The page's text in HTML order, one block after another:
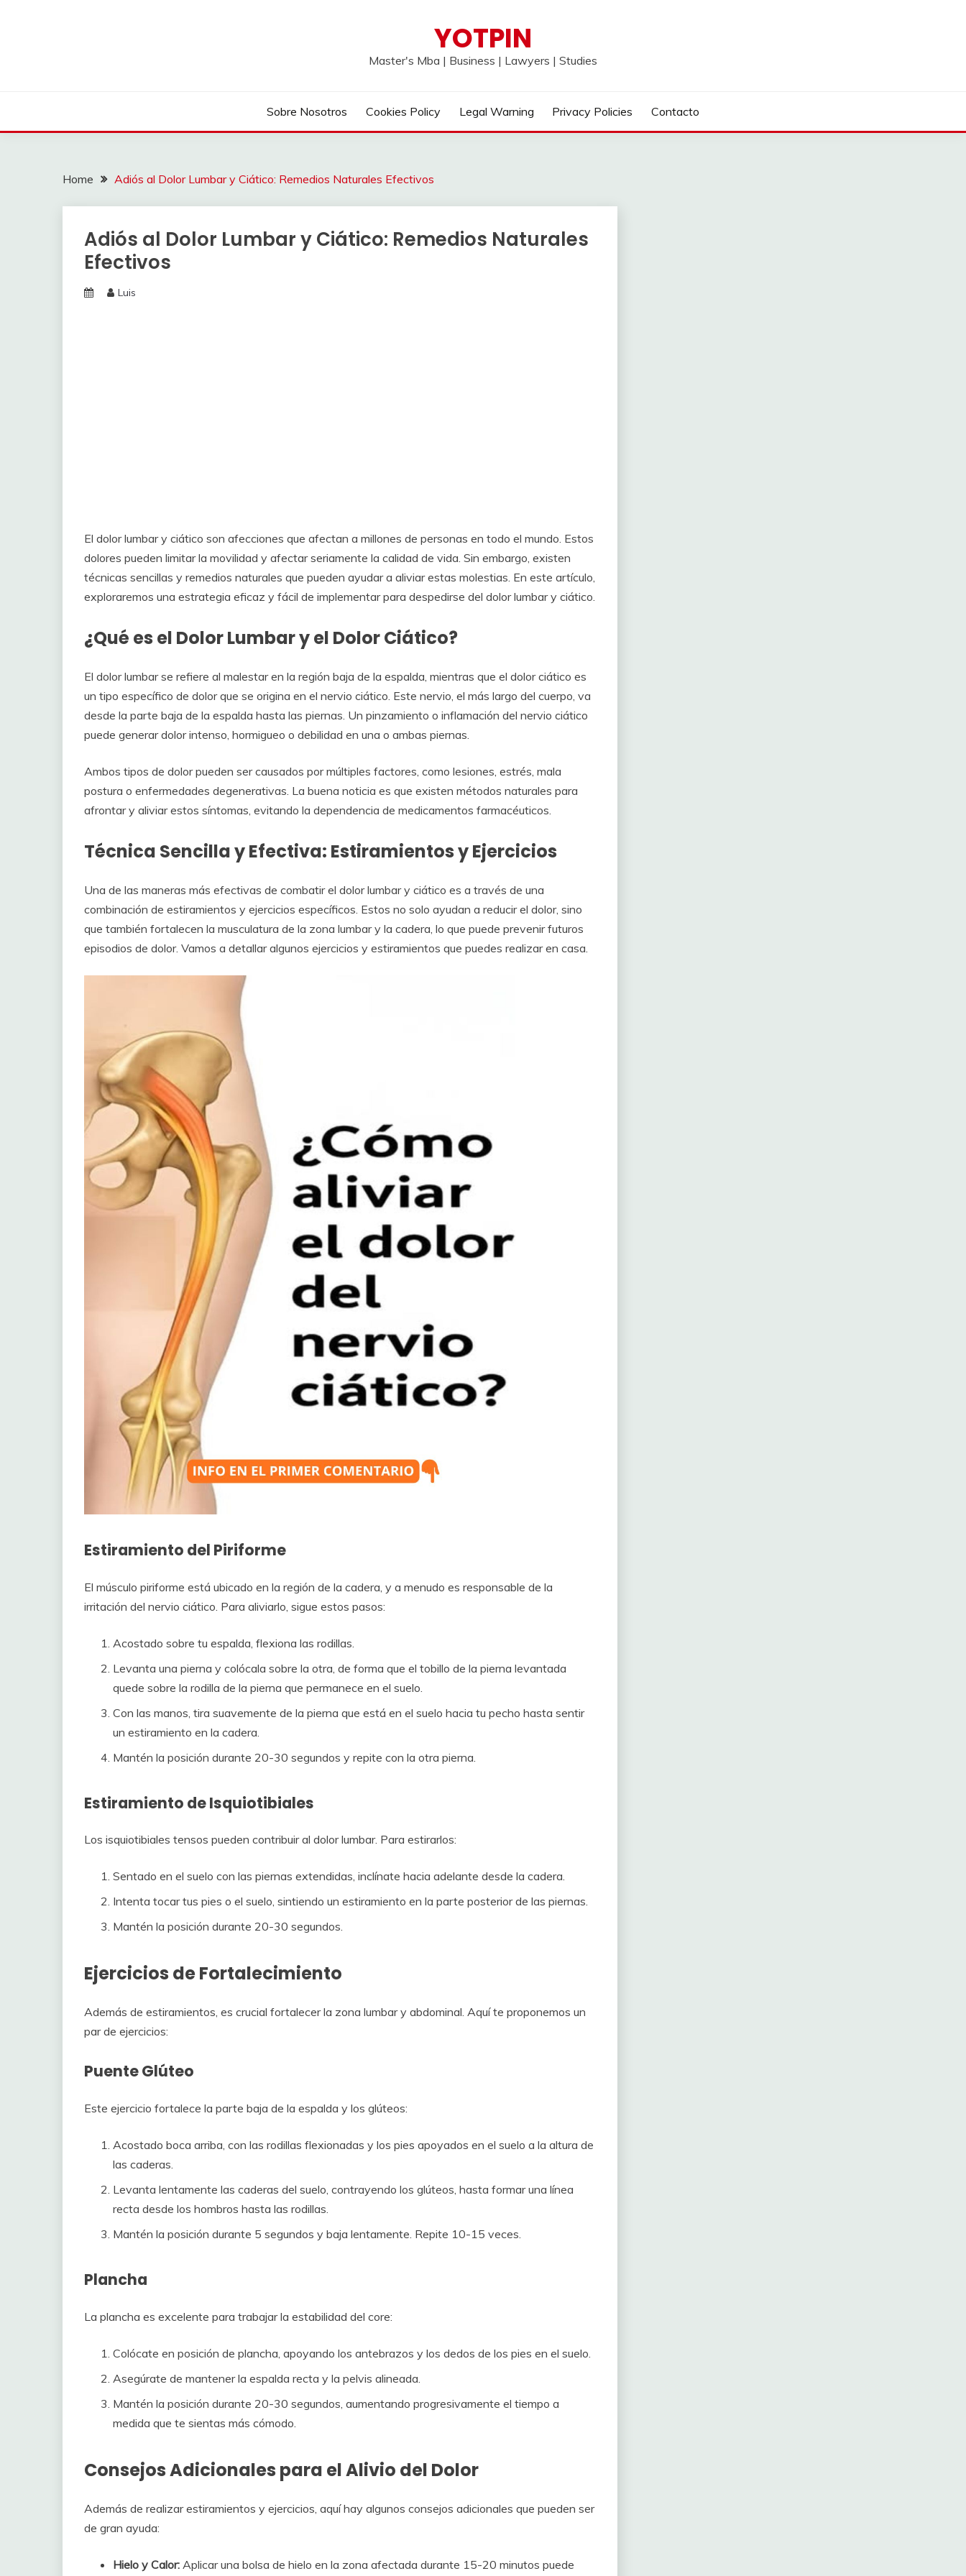
YOTPIN
Master's Mba | Business | Lawyers | Studies
Sobre Nosotros Cookies Policy Legal Warning Privacy Policies Contacto
Home Adiós al Dolor Lumbar y Ciático: Remedios Naturales Efectivos
Adiós al Dolor Lumbar y Ciático: Remedios Naturales
Efectivos
Luis
El dolor lumbar y ciático son afecciones que afectan a millones de personas en todo el mundo. Estos
dolores pueden limitar la movilidad y afectar seriamente la calidad de vida. Sin embargo, existen
técnicas sencillas y remedios naturales que pueden ayudar a aliviar estas molestias. En este artículo,
exploraremos una estrategia eficaz y fácil de implementar para despedirse del dolor lumbar y ciático.
¿Qué es el Dolor Lumbar y el Dolor Ciático?
El dolor lumbar se refiere al malestar en la región baja de la espalda, mientras que el dolor ciático es
un tipo específico de dolor que se origina en el nervio ciático. Este nervio, el más largo del cuerpo, va
desde la parte baja de la espalda hasta las piernas. Un pinzamiento o inflamación del nervio ciático
puede generar dolor intenso, hormigueo o debilidad en una o ambas piernas.
Ambos tipos de dolor pueden ser causados por múltiples factores, como lesiones, estrés, mala
postura o enfermedades degenerativas. La buena noticia es que existen métodos naturales para
afrontar y aliviar estos síntomas, evitando la dependencia de medicamentos farmacéuticos.
Técnica Sencilla y Efectiva: Estiramientos y Ejercicios
Una de las maneras más efectivas de combatir el dolor lumbar y ciático es a través de una
combinación de estiramientos y ejercicios específicos. Estos no solo ayudan a reducir el dolor, sino
que también fortalecen la musculatura de la zona lumbar y la cadera, lo que puede prevenir futuros
episodios de dolor. Vamos a detallar algunos ejercicios y estiramientos que puedes realizar en casa.
Estiramiento del Piriforme
El músculo piriforme está ubicado en la región de la cadera, y a menudo es responsable de la
irritación del nervio ciático. Para aliviarlo, sigue estos pasos:
Acostado sobre tu espalda, flexiona las rodillas.
Levanta una pierna y colócala sobre la otra, de forma que el tobillo de la pierna levantada
quede sobre la rodilla de la pierna que permanece en el suelo.
Con las manos, tira suavemente de la pierna que está en el suelo hacia tu pecho hasta sentir
un estiramiento en la cadera.
Mantén la posición durante 20-30 segundos y repite con la otra pierna.
Estiramiento de Isquiotibiales
Los isquiotibiales tensos pueden contribuir al dolor lumbar. Para estirarlos:
Sentado en el suelo con las piernas extendidas, inclínate hacia adelante desde la cadera.
Intenta tocar tus pies o el suelo, sintiendo un estiramiento en la parte posterior de las piernas.
Mantén la posición durante 20-30 segundos.
Ejercicios de Fortalecimiento
Además de estiramientos, es crucial fortalecer la zona lumbar y abdominal. Aquí te proponemos un
par de ejercicios:
Puente Glúteo
Este ejercicio fortalece la parte baja de la espalda y los glúteos:
Acostado boca arriba, con las rodillas flexionadas y los pies apoyados en el suelo a la altura de
las caderas.
Levanta lentamente las caderas del suelo, contrayendo los glúteos, hasta formar una línea
recta desde los hombros hasta las rodillas.
Mantén la posición durante 5 segundos y baja lentamente. Repite 10-15 veces.
Plancha
La plancha es excelente para trabajar la estabilidad del core:
Colócate en posición de plancha, apoyando los antebrazos y los dedos de los pies en el suelo.
Asegúrate de mantener la espalda recta y la pelvis alineada.
Mantén la posición durante 20-30 segundos, aumentando progresivamente el tiempo a
medida que te sientas más cómodo.
Consejos Adicionales para el Alivio del Dolor
Además de realizar estiramientos y ejercicios, aquí hay algunos consejos adicionales que pueden ser
de gran ayuda:
Hielo y Calor: Aplicar una bolsa de hielo en la zona afectada durante 15-20 minutos puede